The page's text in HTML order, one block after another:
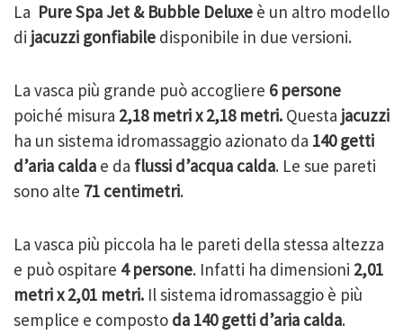
La Pure Spa Jet & Bubble Deluxe è un altro modello
di jacuzzi gonfiabile disponibile in due versioni.
La vasca più grande può accogliere 6 persone
poiché misura 2,18 metrix 2,18 metri. Questa jacuzzi
ha un sistema idromassaggio azionato da 140 getti
d’aria calda e da flussi d’acqua calda. Le sue pareti
sono alte 71 centimetri.
La vasca più piccola ha le pareti della stessa altezza
e può ospitare 4 persone. Infatti ha dimensioni 2,01
metri x 2,01 metri. Il sistema idromassaggio è più
semplice e composto da 140 getti d’aria calda.